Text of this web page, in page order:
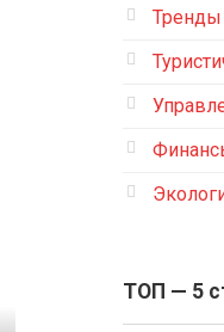
Тренды
ТОП — 5